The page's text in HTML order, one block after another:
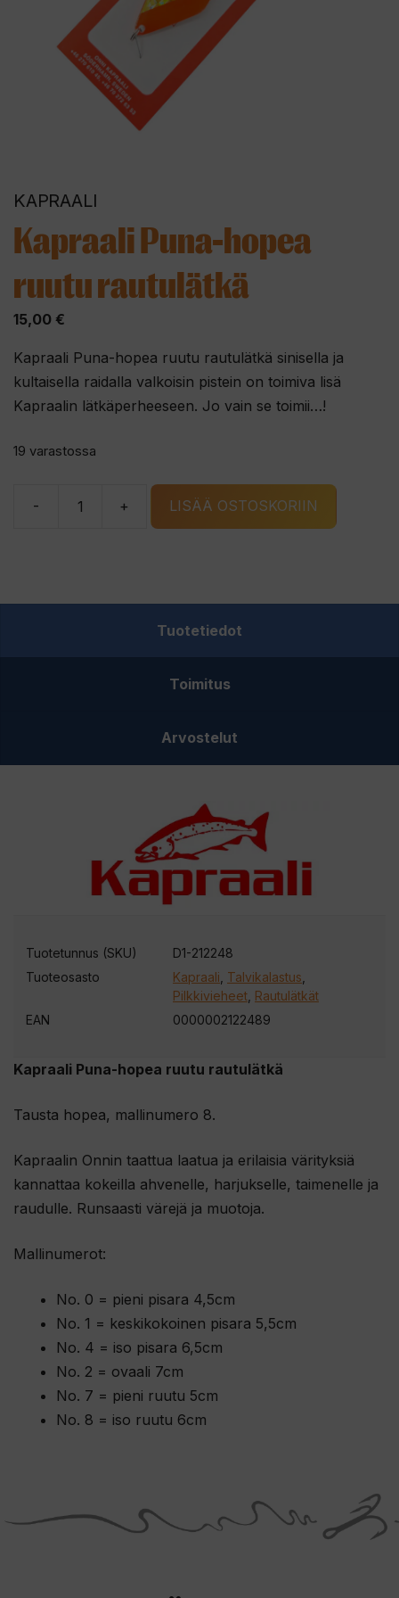
KAPRAALI
Kapraali Puna-hopea
ruutu rautulätkä
15,00 €
Kapraali Puna-hopea ruutu rautulätkä sinisella ja
kultaisella raidalla valkoisin pistein on toimiva lisä
Kapraalin lätkäperheeseen. Jo vain se toimii…!
19 varastossa
-
Kapraali
määrä
+ LISÄÄ OSTOSKORIIN
Tuotetiedot
Toimitus
Arvostelut
Kapraali Puna-hopea ruutu rautulätkä
Tausta hopea, mallinumero 8.
Kapraalin Onnin taattua laatua ja erilaisia värityksiä
kannattaa kokeilla ahvenelle, harjukselle, taimenelle ja
raudulle. Runsaasti värejä ja muotoja.
Mallinumerot:
No. 0 = pieni pisara 4,5cm
No. 1 = keskikokoinen pisara 5,5cm
No. 4 = iso pisara 6,5cm
No. 2 = ovaali 7cm
No. 7 = pieni ruutu 5cm
No. 8 = iso ruutu 6cm
Tuotetunnus (SKU)
D1-212248
Tuoteosasto
Kapraali Talvikalastus
Pilkkivieheet Rautulätkät
EAN
0000002122489